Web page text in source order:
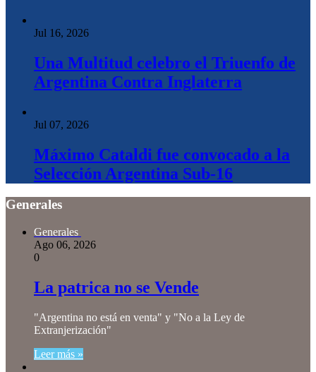
Jul 16, 2026
Una Multitud celebro el Triuenfo de
Argentina Contra Inglaterra
Jul 07, 2026
Máximo Cataldi fue convocado a la
Selección Argentina Sub-16
Generales
Generales
Ago 06, 2026
0
La patrica no se Vende
"Argentina no está en venta" y "No a la Ley de
Extranjerización"
Leer más »